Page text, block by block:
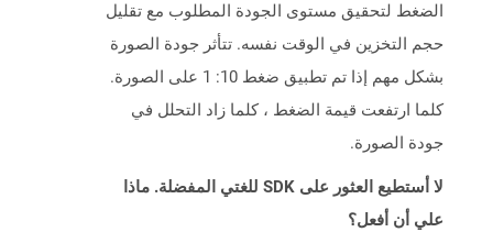
الضغط لتحقيق مستوى الجودة المطلوب مع تقليل
حجم التخزين في الوقت نفسه. تتأثر جودة الصورة
بشكل مهم إذا تم تطبيق ضغط 10: 1 على الصورة.
كلما ارتفعت قيمة الضغط ، كلما زاد التحلل في
جودة الصورة.
لا أستطيع العثور على SDK للغتي المفضلة. ماذا
علي أن أفعل؟